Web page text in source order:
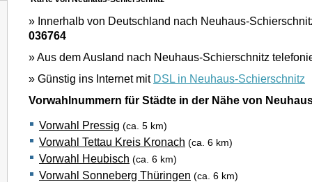
» Innerhalb von Deutschland nach Neuhaus-
036764
» Aus dem Ausland nach Neuhaus-Schierschnitz
» Günstig ins Internet mit DSL in Neuhaus-Schierschnitz
Vorwahlnummern für Städte in der Nähe von
Vorwahl Pressig (ca. 5 km)
Vorwahl Tettau Kreis Kronach (ca. 6 km)
Vorwahl Heubisch (ca. 6 km)
Vorwahl Sonneberg Thüringen (ca. 6 km)